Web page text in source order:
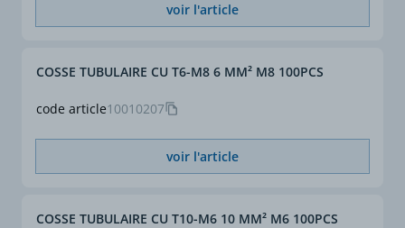
voir l'article
code article10010207
COSSE TUBULAIRE CU T6-M8 6 MM² M8 100PCS
voir l'article
COSSE TUBULAIRE CU T10-M6 10 MM² M6 100PCS